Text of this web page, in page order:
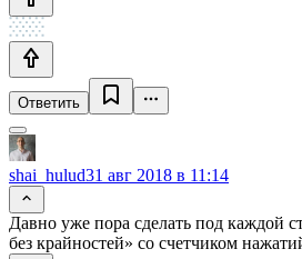
Ответить
shai_hulud31 авг 2018 в 11:14
Давно уже пора сделать под каждой
без крайностей» со счетчиком